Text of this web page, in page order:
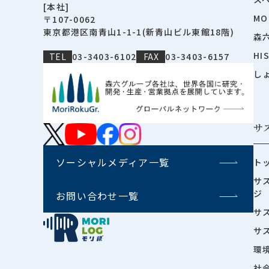
[本社]
〒107-0062
東京都港区南青山1-1-1(新青山ビル東館18階)
TEL 03-3403-6102 FAX 03-3403-6157
ソーシャルメディア一覧
お問い合わせ一覧
森
し
サ
ト
サ
ジ
サ
サ
環